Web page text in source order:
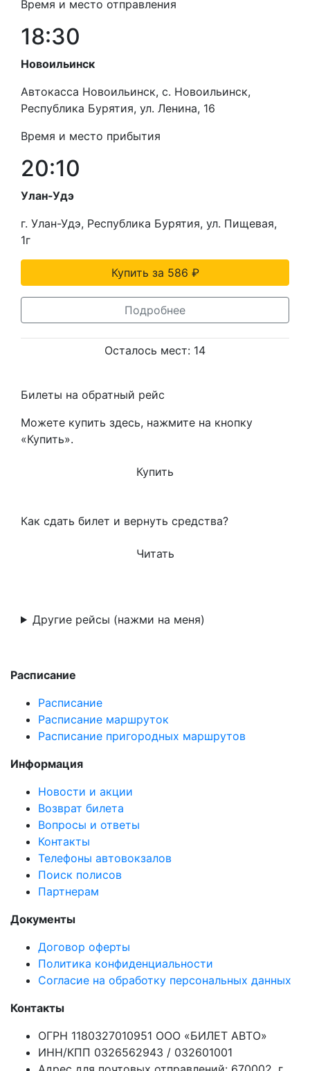
Время и место отправления
18:30
Новоильинск
Автокасса Новоильинск, с. Новоильинск,
Республика Бурятия, ул. Ленина, 16
Время и место прибытия
20:10
Улан-Удэ
г. Улан-Удэ, Республика Бурятия, ул. Пищевая,
1г
Купить за 586 ₽
Подробнее
Осталось мест: 14
Билеты на обратный рейс
Можете купить здесь, нажмите на кнопку
«Купить».
Купить
Как сдать билет и вернуть средства?
Читать
Другие рейсы (нажми на меня)
Расписание
Расписание
Расписание маршруток
Расписание пригородных маршрутов
Информация
Новости и акции
Возврат билета
Вопросы и ответы
Контакты
Телефоны автовокзалов
Поиск полисов
Партнерам
Документы
Договор оферты
Политика конфиденциальности
Согласие на обработку персональных данных
Контакты
ОГРН 1180327010951 ООО «БИЛЕТ АВТО»
ИНН/КПП 0326562943 / 032601001